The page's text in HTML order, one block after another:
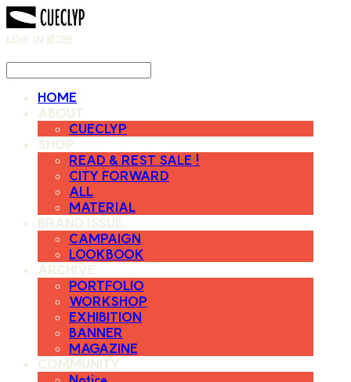
LOG IN 로그인
HOME
ABOUT
CUECLYP
SHOP
READ & REST SALE !
CITY FORWARD
ALL
MATERIAL
BRAND ISSUE
CAMPAIGN
LOOKBOOK
ARCHIVE
PORTFOLIO
WORKSHOP
EXHIBITION
BANNER
MAGAZINE
COMMUNITY